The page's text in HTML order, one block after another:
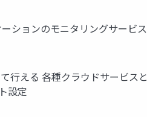
ョンのモニタリングサービ
行える 各種クラウドサービ
設定